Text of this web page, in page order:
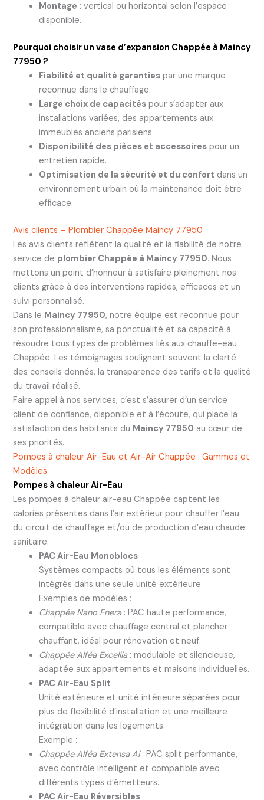
Montage : vertical ou horizontal selon l’espace
disponible.
Pourquoi choisir un vase d’expansion Chappée à Maincy
77950 ?
Fiabilité et qualité garantiespar une marque
reconnue dans le chauffage.
Large choix de capacitéspour s’adapter aux
installations variées, des appartements aux
immeubles anciens parisiens.
Disponibilité des pièces et accessoirespour un
entretien rapide.
Optimisation de la sécurité et du confort dans un
environnement urbain où la maintenance doit être
efficace.
Avis clients – Plombier Chappée Maincy 77950
Les avis clients reflètent la qualité et la fiabilité de notre
service de plombier Chappée à Maincy 77950. Nous
mettons un point d’honneur à satisfaire pleinement nos
clients grâce à des interventions rapides, efficaces et un
suivi personnalisé.
Dans le Maincy 77950, notre équipe est reconnue pour
son professionnalisme, sa ponctualité et sa capacité à
résoudre tous types de problèmes liés aux chauffe-eau
Chappée. Les témoignages soulignent souvent la clarté
des conseils donnés, la transparence des tarifs et la qualité
du travail réalisé.
Faire appel à nos services, c’est s’assurer d’un service
client de confiance, disponible et à l’écoute, qui place la
satisfaction des habitants du Maincy 77950 au cœur de
ses priorités.
Pompes à chaleur Air-Eau et Air-Air Chappée : Gammes et
Modèles
Pompes à chaleur Air-Eau
Les pompes à chaleur air-eau Chappée captent les
calories présentes dans l’air extérieur pour chauffer l’eau
du circuit de chauffage et/ou de production d’eau chaude
sanitaire.
PAC Air-Eau Monoblocs
Systèmes compacts où tous les éléments sont
intégrés dans une seule unité extérieure.
Exemples de modèles :
Chappée Nano Enera: PAC haute performance,
compatible avec chauffage central et plancher
chauffant, idéal pour rénovation et neuf.
Chappée Alféa Excellia: modulable et silencieuse,
adaptée aux appartements et maisons individuelles.
PAC Air-Eau Split
Unité extérieure et unité intérieure séparées pour
plus de flexibilité d’installation et une meilleure
intégration dans les logements.
Exemple :
Chappée Alféa Extensa Ai: PAC split performante,
avec contrôle intelligent et compatible avec
différents types d’émetteurs.
PAC Air-Eau Réversibles